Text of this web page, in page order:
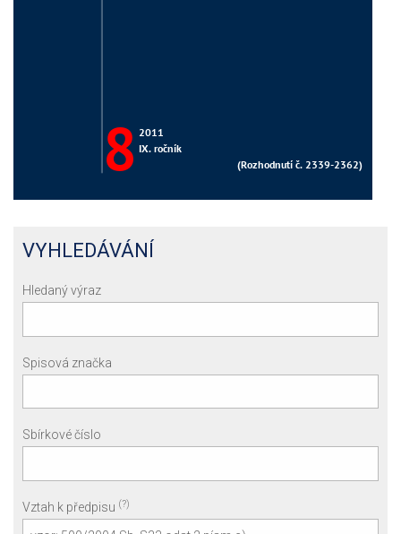
VYHLEDÁVÁNÍ
Hledaný výraz
Spisová značka
Sbírkové číslo
Vztah k předpisu (?)